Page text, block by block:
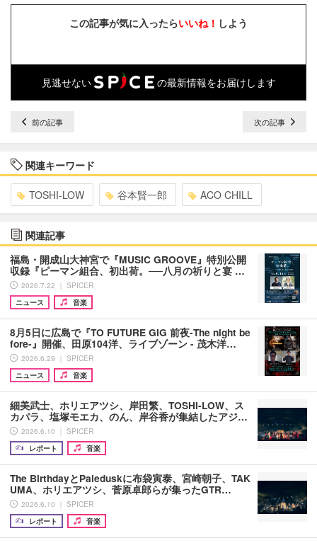
この記事が気に入ったらいいね！ しよう
見逃せない の最新情報をお届けします
前の記事 次の記事
関連キーワード
TOSHI-LOW 谷本賢一郎 ACO CHILL
関連記事
福島・開成山大神宮で『MUSIC GROOVE』特別公開
収録『ピーマン組合、初出荷。──八月の祈りと宴 …
2026.7.22 ｜ SPICER
ニュース
音楽
8月5日に広島で『TO FUTURE GIG 前夜-The night be
fore-』開催、田原104洋、ライブゾーン - 茂木洋…
2026.6.29 ｜ SPICER
ニュース
音楽
細美武士、ホリエアツシ、岸田繁、TOSHI-LOW、ス
カパラ、塩塚モエカ、のん、岸谷香が集結したアジ…
2026.6.10 ｜ SPICER
レポート
音楽
The BirthdayとPaleduskに布袋寅泰、宮崎朝子、TAK
UMA、ホリエアツシ、菅原卓郎らが集ったGTR…
2026.6.10 ｜ SPICER
レポート
音楽